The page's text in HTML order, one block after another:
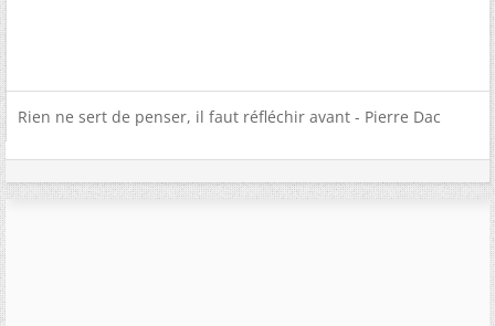
Rien ne sert de penser, il faut réfléchir avant - Pierre Dac